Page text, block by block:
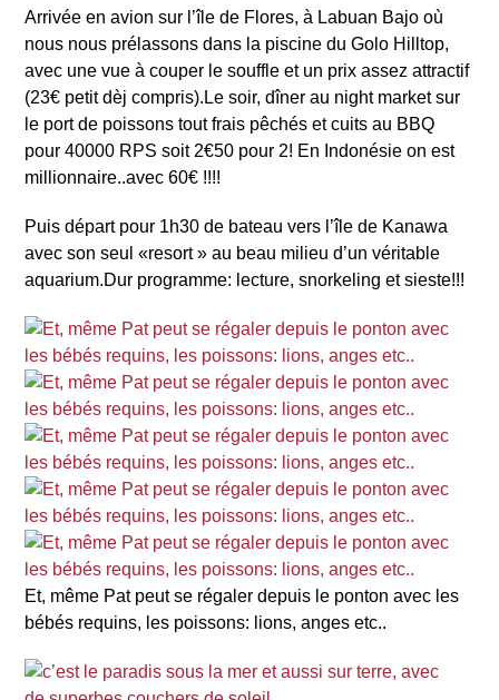
Arrivée en avion sur l’île de Flores, à Labuan Bajo où
nous nous prélassons dans la piscine du Golo Hilltop,
avec une vue à couper le souffle et un prix assez attractif
(23€ petit dèj compris).Le soir, dîner au night market sur
le port de poissons tout frais pêchés et cuits au BBQ
pour 40000 RPS soit 2€50 pour 2! En Indonésie on est
millionnaire..avec 60€ !!!!
Puis départ pour 1h30 de bateau vers l’île de Kanawa
avec son seul «resort » au beau milieu d’un véritable
aquarium.Dur programme: lecture, snorkeling et sieste!!!
Et, même Pat peut se régaler depuis le ponton avec les
bébés requins, les poissons: lions, anges etc..